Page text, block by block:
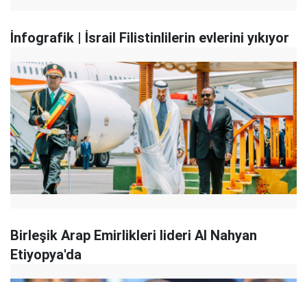
İnfografik | İsrail Filistinlilerin evlerini yıkıyor
Birleşik Arap Emirlikleri lideri Al Nahyan
Etiyopya'da